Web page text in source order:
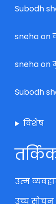
Subodh
snehaon
snehaon
Subodh
विशेष
उत्म
उच्च सोचन